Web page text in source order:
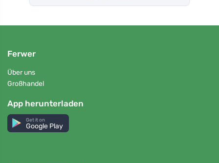
Ferwer
Über uns
Großhandel
App herunterladen
Get it on
Google Play